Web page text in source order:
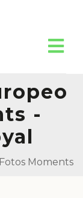
-
Moments